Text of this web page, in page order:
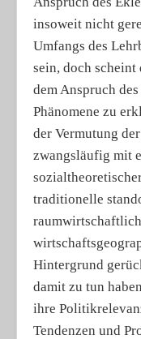
insoweit nicht
Umfangs des
sein, doch
dem Anspruch
Phänomene zu
der Vermutung
zwangsläufig mit
traditionelle
Hintergrund
damit zu tun
ihre
Tendenzen und